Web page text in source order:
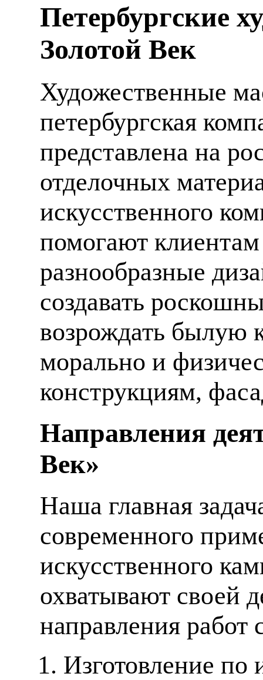
Петербургские
Золотой Век
Художественные
петербургская
представлена на
отделочных
искусственного
помогают
разнообразные
создавать
возрождать былую
морально и
конструкциям,
Направления
Век»
Наша главная
современного
искусственного
охватывают своей
направления работ
Изготовление по